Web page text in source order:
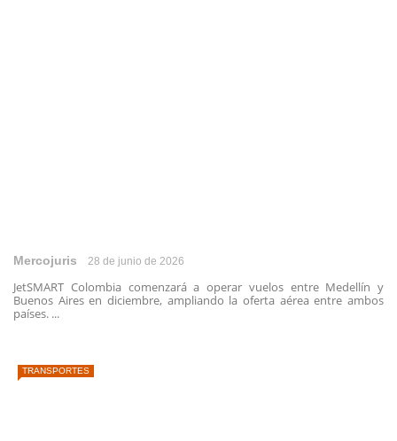
Mercojuris 28 de junio de 2026
JetSMART Colombia comenzará a operar vuelos entre Medellín y
Buenos Aires en diciembre, ampliando la oferta aérea entre ambos
países. ...
TRANSPORTES